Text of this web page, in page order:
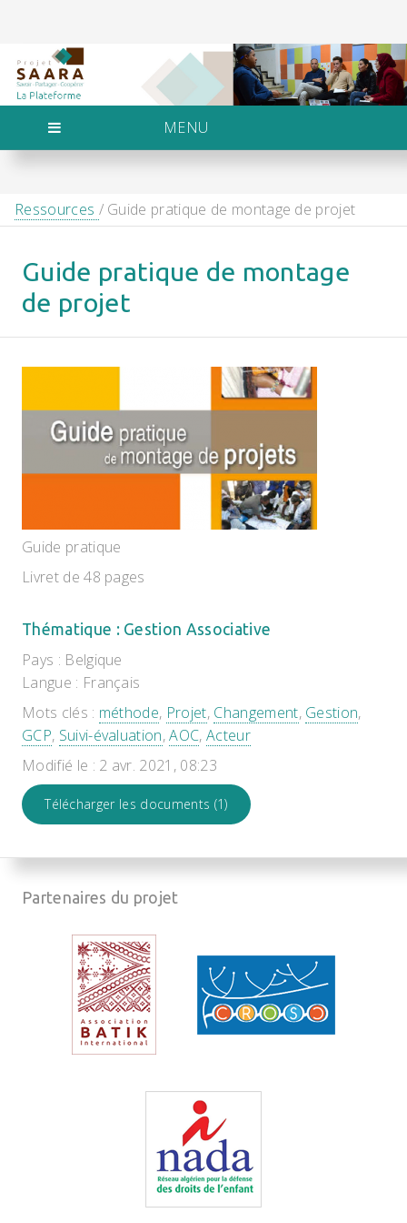
MENU
Ressources / Guide pratique de montage de projet
Guide pratique de montage
de projet
Guide pratique
Livret de 48 pages
Thématique : Gestion Associative
Pays : Belgique
Langue : Français
Mots clés : méthode, Projet, Changement, Gestion,
GCP, Suivi-évaluation,AOC, Acteur
Modifié le : 2 avr. 2021, 08:23
Télécharger les documents (1)
Partenaires du projet